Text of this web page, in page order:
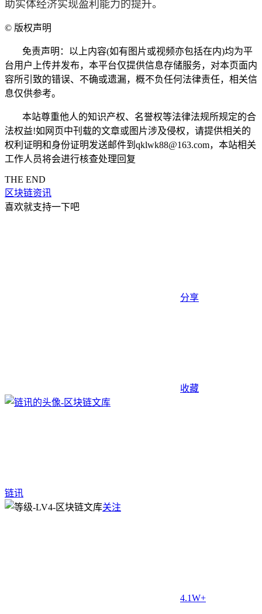
助实体经济实现盈利能力的提升。
© 版权声明
免责声明：以上内容(如有图片或视频亦包括在内)均为平
台用户上传并发布，本平台仅提供信息存储服务，对本页面内
容所引致的错误、不确或遗漏，概不负任何法律责任，相关信
息仅供参考。
本站尊重他人的知识产权、名誉权等法律法规所规定的合
法权益!如网页中刊载的文章或图片涉及侵权，请提供相关的
权利证明和身份证明发送邮件到qklwk88@163.com，本站相关
工作人员将会进行核查处理回复
THE END
区块链资讯
喜欢就支持一下吧
分享
收藏
链讯
关注
4.1W+